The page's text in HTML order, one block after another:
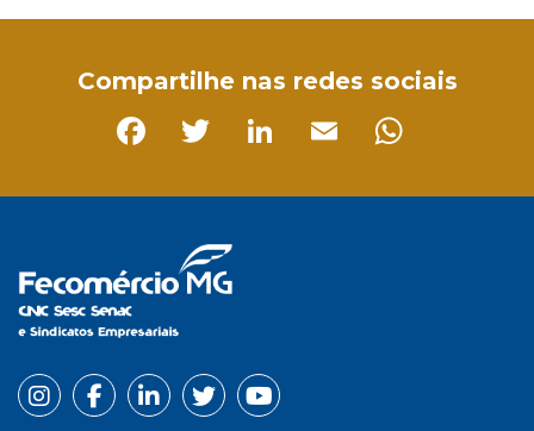
Compartilhe nas redes sociais